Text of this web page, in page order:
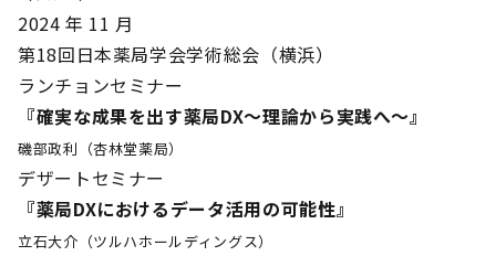
2024 年 11 月
第18回日本薬局学会学術総会（横浜）
ランチョンセミナー
『確実な成果を出す薬局DX～理論から実践へ～』
磯部政利（杏林堂薬局）
デザートセミナー
『薬局DXにおけるデータ活用の可能性』
立石大介（ツルハホールディングス）